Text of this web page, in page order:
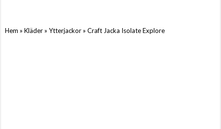
Hem » Kläder» Ytterjackor» Craft Jacka Isolate Explore